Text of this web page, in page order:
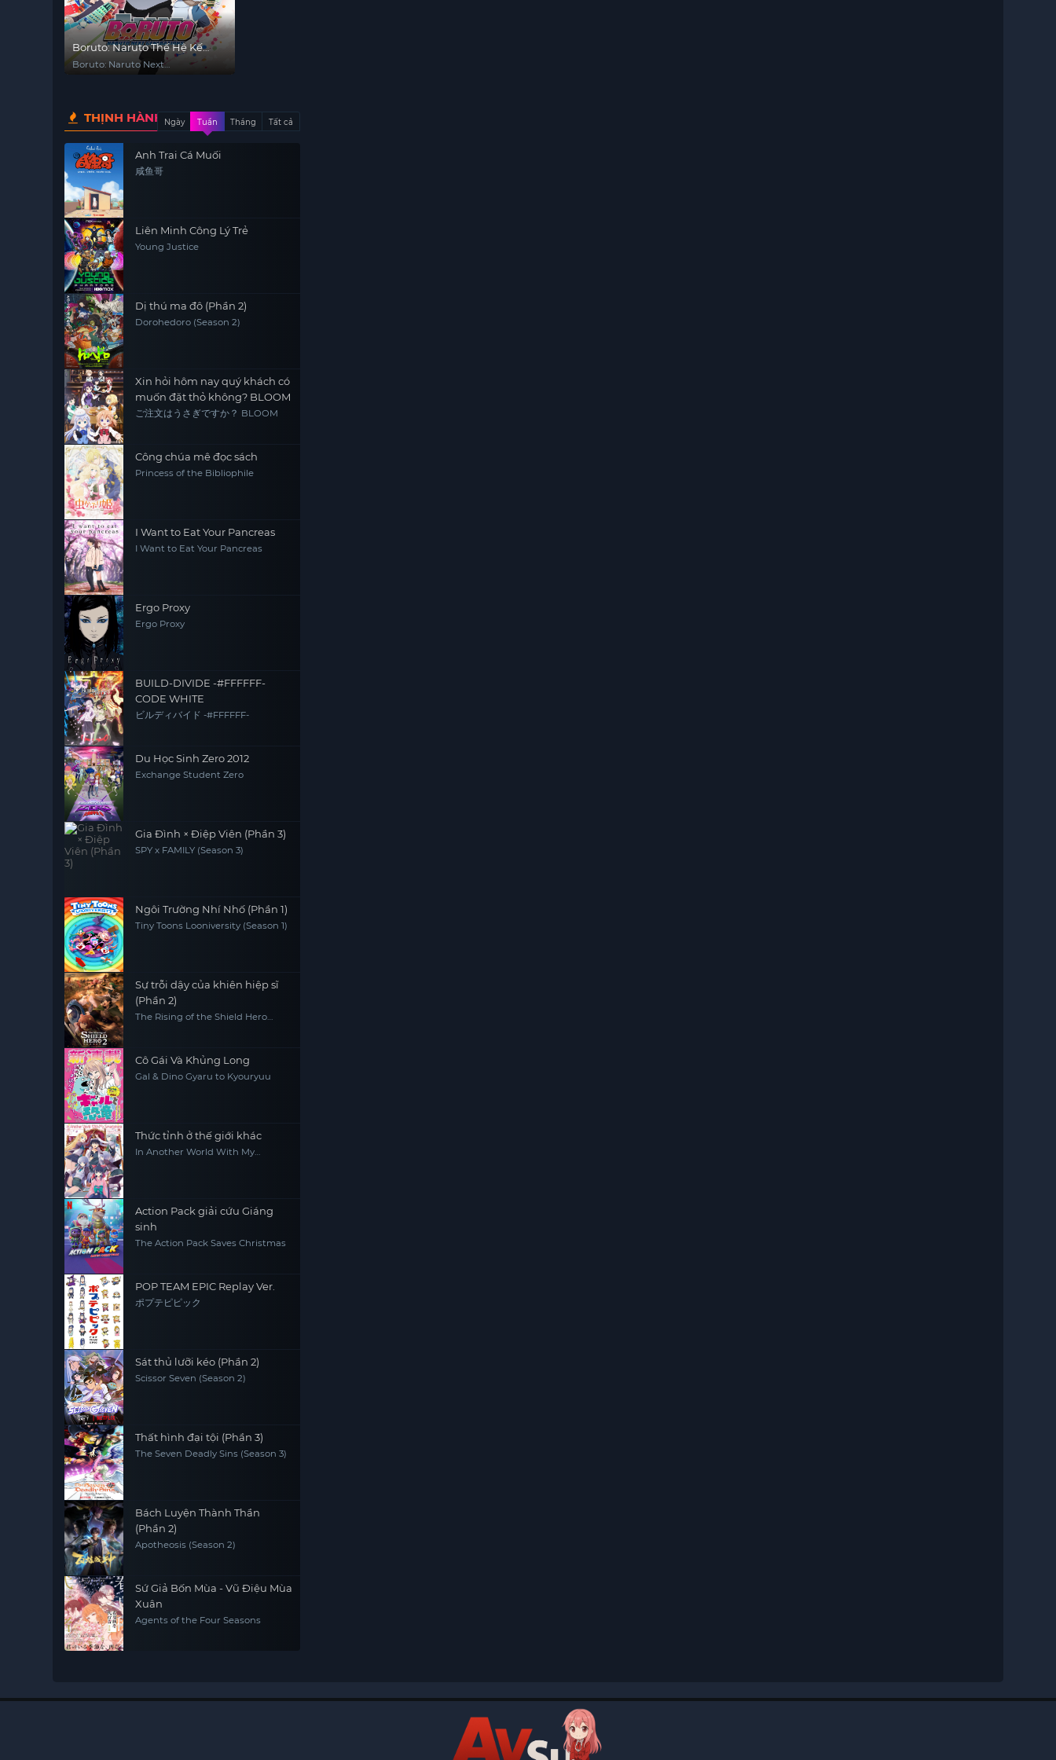
Boruto: Naruto Thế Hệ Kế
Tiếp
Boruto: Naruto Next
THỊNH HÀNHNgày Tuần Tháng Tất cả
Anh Trai Cá Muối
咸鱼哥
Liên Minh Công Lý Trẻ
Young Justice
Dị thú ma đô (Phần 2)
Dorohedoro (Season 2)
Xin hỏi hôm nay quý khách có
muốn đặt thỏ không? BLOOM
ご注文はうさぎですか？ BLOOM
Công chúa mê đọc sách
Princess of the Bibliophile
I Want to Eat Your Pancreas
I Want to Eat Your Pancreas
Ergo Proxy
Ergo Proxy
BUILD-DIVIDE -#FFFFFF-
CODE WHITE
ビルディバイド -#FFFFFF-
Du Học Sinh Zero 2012
Exchange Student Zero
Gia Đình × Điệp Viên (Phần 3)
SPY x FAMILY (Season 3)
Ngôi Trường Nhí Nhố (Phần 1)
Tiny Toons Looniversity (Season 1)
Sự trỗi dậy của khiên hiệp sĩ
(Phần 2)
The Rising of the Shield Hero
Cô Gái Và Khủng Long
Gal & Dino Gyaru to Kyouryuu
Thức tỉnh ở thế giới khác
In Another World With My
Action Pack giải cứu Giáng
sinh
The Action Pack Saves Christmas
POP TEAM EPIC Replay Ver.
ポプテピピック
Sát thủ lưỡi kéo (Phần 2)
Scissor Seven (Season 2)
Thất hình đại tội (Phần 3)
The Seven Deadly Sins (Season 3)
Bách Luyện Thành Thần
(Phần 2)
Apotheosis (Season 2)
Sứ Giả Bốn Mùa - Vũ Điệu Mùa
Xuân
Agents of the Four Seasons